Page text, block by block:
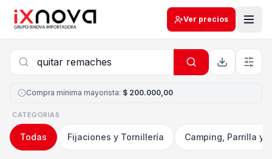
Ver precios
Compra mínima mayorista: $ 200.000,00
CATEGORIAS
Todas Fijaciones y Tornillería Camping, Parrilla y